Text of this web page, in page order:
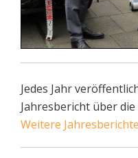
Jedes Jahr
Jahresbericht über
Weitere